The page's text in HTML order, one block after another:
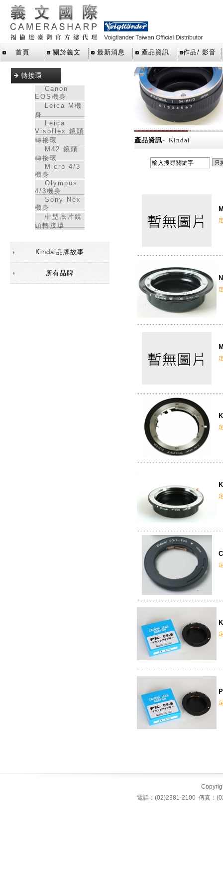
首頁 關於義文 最新消息 產品資訊 作品/ 影音
轉接環
Canon
EOS機身
Leica M機
身
Leica
Visoflex 鏡頭
轉接環
M42 鏡頭
轉接環
Micro 4/3
機身
Olympus
4/3機身
Sony Nex
機身
中型底片鏡
頭轉接環
Kindai品牌故事
所有品牌
產品資訊- Kindai
電話：(02)2381-2100 傳真：